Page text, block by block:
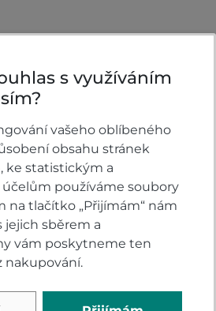
(0)
Tričko Honda Core
s využíváním
vašeho oblíbeného
obsahu stránek
ke statistickým a
používáme soubory
na tlačítko „Přijímám“ nám
jejich sběrem a
vám poskytneme ten
nakupování.